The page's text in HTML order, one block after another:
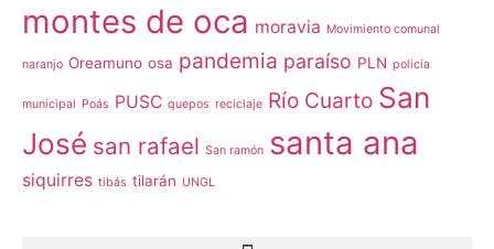
montes de oca moravia Movimiento comunal
naranjo Oreamuno osa pandemia paraíso PLN policía
municipal Poás PUSC quepos reciclaje Río Cuarto San
José san rafael San ramón santa ana
siquirres tibás tilarán UNGL